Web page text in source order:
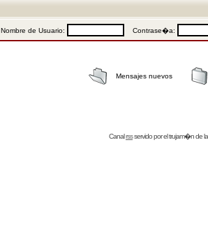
Nombre de Usuario: Contrase�a:
Mensajes nuevos
Canalrssservido por eltrujam�nde